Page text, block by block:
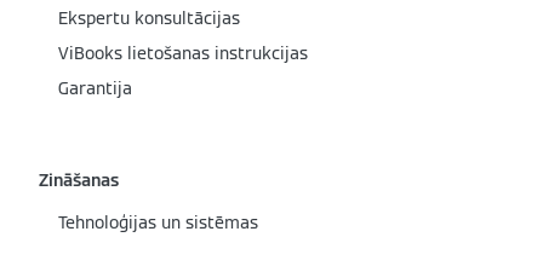
Ekspertu konsultācijas
ViBooks lietošanas instrukcijas
Garantija
Zināšanas
Tehnoloģijas un sistēmas